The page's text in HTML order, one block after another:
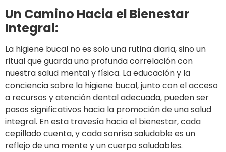
Un Camino Hacia el Bienestar
Integral:
La higiene bucal no es solo una rutina diaria, sino un
ritual que guarda una profunda correlación con
nuestra salud mental y física. La educación y la
conciencia sobre la higiene bucal, junto con el acceso
a recursos y atención dental adecuada, pueden ser
pasos significativos hacia la promoción de una salud
integral. En esta travesía hacia el bienestar, cada
cepillado cuenta, y cada sonrisa saludable es un
reflejo de una mente y un cuerpo saludables.